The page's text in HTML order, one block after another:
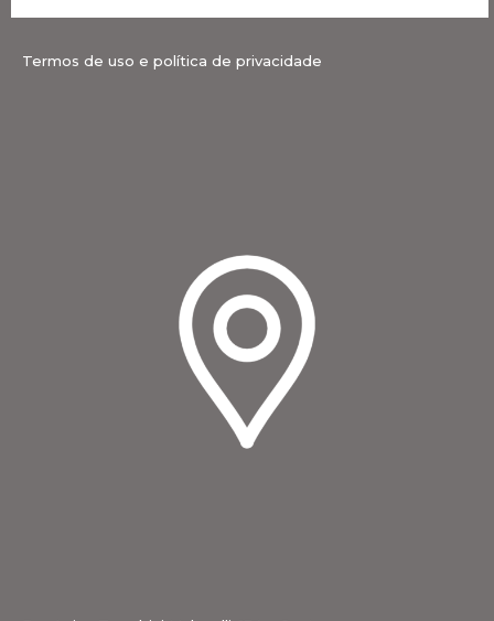
Termos de uso e política de privacidade